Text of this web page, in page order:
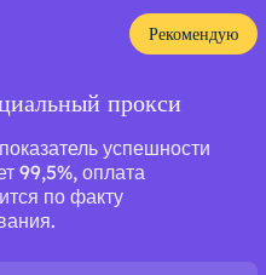
Рекомендую
прокси
успешности
99,5%, оплата
по факту